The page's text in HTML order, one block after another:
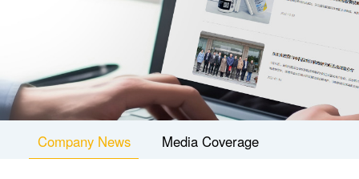
Company News Media Coverage